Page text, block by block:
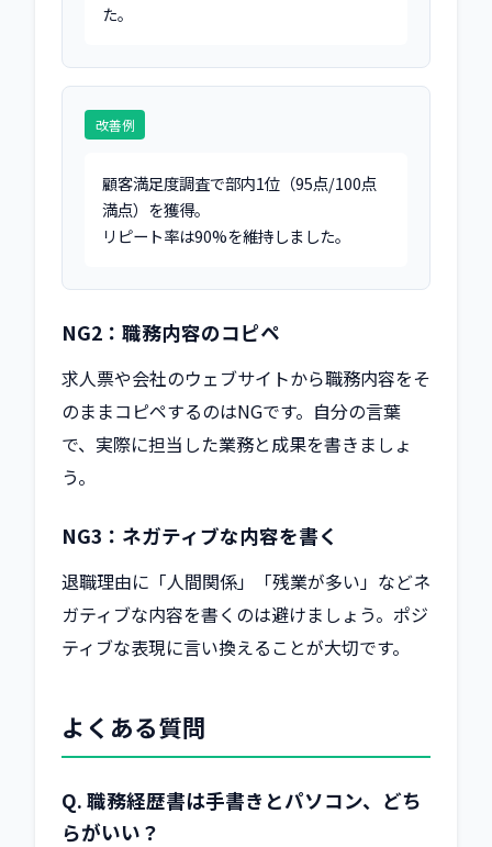
た。
改善例
顧客満足度調査で部内1位（95点/100点
満点）を獲得。
リピート率は90%を維持しました。
NG2：職務内容のコピペ
求人票や会社のウェブサイトから職務内容をそ
のままコピペするのはNGです。自分の言葉
で、実際に担当した業務と成果を書きましょ
う。
NG3：ネガティブな内容を書く
退職理由に「人間関係」「残業が多い」などネ
ガティブな内容を書くのは避けましょう。ポジ
ティブな表現に言い換えることが大切です。
よくある質問
Q. 職務経歴書は手書きとパソコン、どち
らがいい？